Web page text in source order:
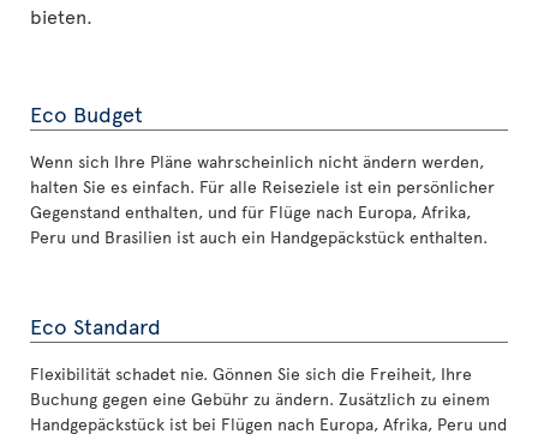
bieten.
Eco Budget
Wenn sich Ihre Pläne wahrscheinlich nicht ändern werden,
halten Sie es einfach. Für alle Reiseziele ist ein persönlicher
Gegenstand enthalten, und für Flüge nach Europa, Afrika,
Peru und Brasilien ist auch ein Handgepäckstück enthalten.
Eco Standard
Flexibilität schadet nie. Gönnen Sie sich die Freiheit, Ihre
Buchung gegen eine Gebühr zu ändern. Zusätzlich zu einem
Handgepäckstück ist bei Flügen nach Europa, Afrika, Peru und